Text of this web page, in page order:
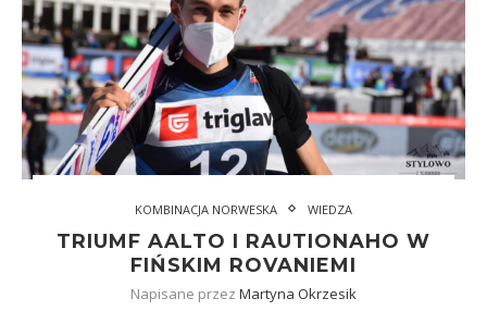
KOMBINACJA NORWESKA WIEDZA
TRIUMF AALTO I RAUTIONAHO W
FIŃSKIM ROVANIEMI
Napisane przez Martyna Okrzesik